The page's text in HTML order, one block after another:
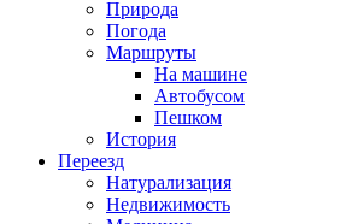
Природа
Погода
Маршруты
На машине
Автобусом
Пешком
История
Переезд
Натурализация
Недвижимость